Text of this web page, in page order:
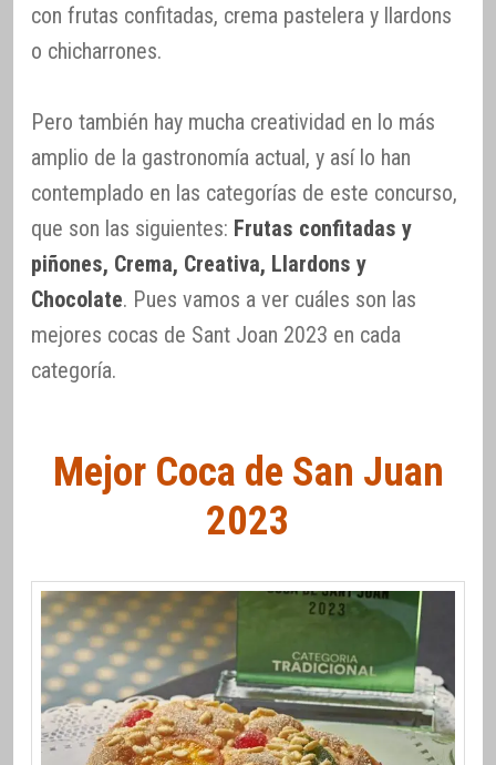
con frutas confitadas, crema pastelera y llardons
o chicharrones.
Pero también hay mucha creatividad en lo más
amplio de la gastronomía actual, y así lo han
contemplado en las categorías de este concurso,
que son las siguientes: Frutas confitadas y
piñones, Crema, Creativa, Llardons y
Chocolate. Pues vamos a ver cuáles son las
mejores cocas de Sant Joan 2023 en cada
categoría.
Mejor Coca de San Juan
2023